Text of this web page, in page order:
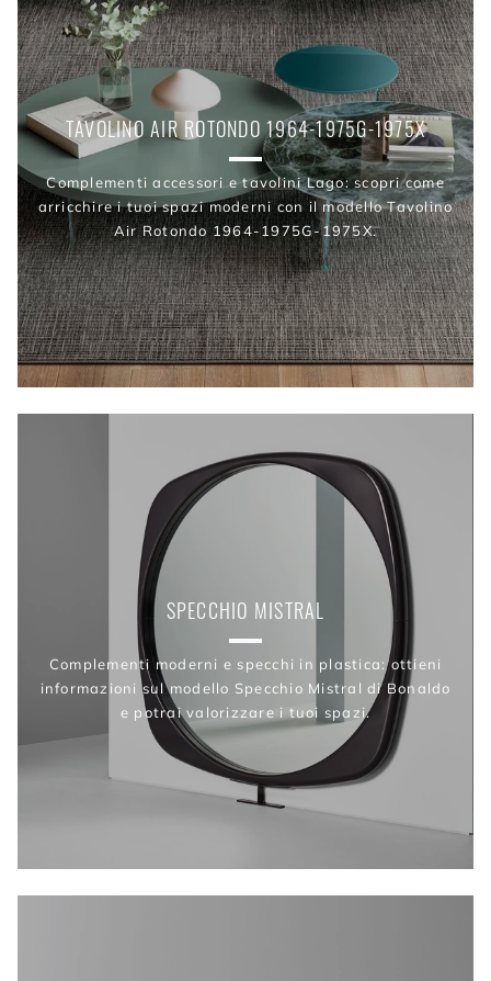
TAVOLINO AIR ROTONDO 1964-1975G-1975X
Complementi accessori e tavolini Lago: scopri come
arricchire i tuoi spazi moderni con il modello Tavolino
Air Rotondo 1964-1975G-1975X.
SPECCHIO MISTRAL
Complementi moderni e specchi in plastica: ottieni
informazioni sul modello Specchio Mistral di Bonaldo
e potrai valorizzare i tuoi spazi.